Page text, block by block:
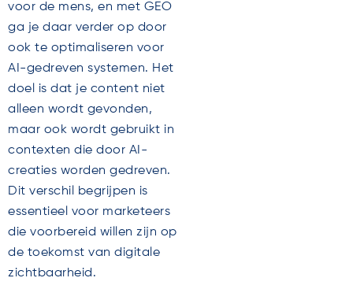
voor de mens, en met GEO
ga je daar verder op door
ook te optimaliseren voor
AI-gedreven systemen. Het
doel is dat je content niet
alleen wordt gevonden,
maar ook wordt gebruikt in
contexten die door AI-
creaties worden gedreven.
Dit verschil begrijpen is
essentieel voor marketeers
die voorbereid willen zijn op
de toekomst van digitale
zichtbaarheid.